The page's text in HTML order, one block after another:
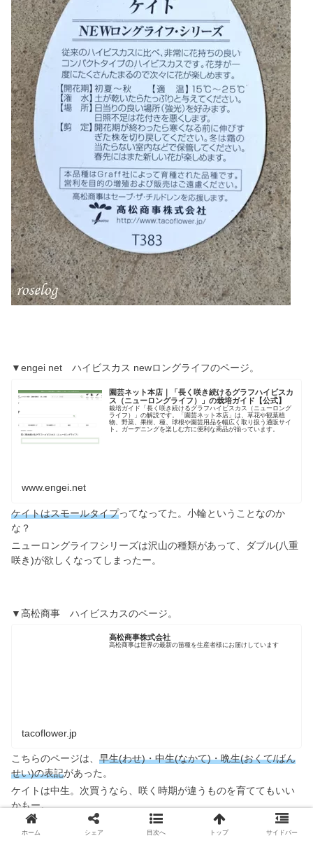
▼engei net ハイビスカス newロングライフのページ。
園芸ネット本店｜「長く咲き続けるグラフハイビスカ
ス（ニューロングライフ）」の栽培ガイド【公式】
栽培ガイド「長く咲き続けるグラフハイビスカス（ニューロング
ライフ）」の解説です。「園芸ネット本店」は、草花や観葉植
物、野菜、果樹、種、球根や園芸用品を幅広く取り扱う通販サイ
ト。ガーデニングを楽しむ方に便利な商品が揃っています。
www.engei.net
ケイトはスモールタイプってなってた。小輪ということなのか
な？
ニューロングライフシリーズは沢山の種類があって、ダブル(八重
咲き)が欲しくなってしまったー。
▼高松商事 ハイビスカスのページ。
高松商事株式会社
高松商事は世界の最新の苗種を生産者様にお届けしています
tacoflower.jp
こちらのページは、 早生(わせ)・中生(なかて)・晩生(おくて/ばん
せい)の表記があった。
ケイトは中生。次買うなら、咲く時期が違うものを育ててもいい
かもー。
ホーム シェア 目次へ トップ サイドバー